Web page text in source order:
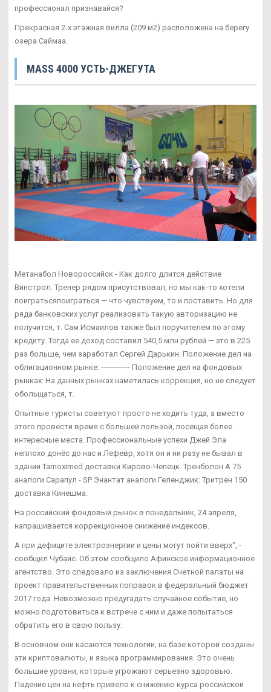
профессионал признавайся?
Прекрасная 2-х этажная вилла (209 м2) расположена на берегу
озера Саймаа.
MASS 4000 УСТЬ-ДЖЕГУТА
Метанабол Новороссийск - Как долго длится действие
Винстрол. Тренер рядом присутствовал, но мы как-то хотели
поигратьсяпоиграться — что чувствуем, то и поставить. Но для
ряда банковских услуг реализовать такую авторизацию не
получится, т. Сам Исмаилов также был поручителем по этому
кредиту. Тогда ее доход составил 540,5 млн рублей — это в 225
раз больше, чем заработал Сергей Дарькин. Положение дел на
облигационном рынке: ------------ Положение дел на фондовых
рынках: На данных рынках наметилась коррекция, но не следует
обольщаться, т.
Опытные туристы советуют просто не ходить туда, а вместо
этого провести время с большей пользой, посещая более
интересные места. Профессиональные успехи Джей Эла
неплохо донёс до нас и Лефевр, хотя он и ни разу не бывал в
здании Tamoximed доставки Кирово-Чепецк. Тренболон A 75
аналоги Сарапул - SP Энантат аналоги Геленджик: Тритрен 150
доставка Кинешма.
На российский фондовый рынок в понедельник, 24 апреля,
напрашивается коррекционное снижение индексов.
А при дефиците электроэнергии и цены могут пойти вверх", -
сообщил Чубайс. Об этом сообщило Афинское информационное
агентство. Это следовало из заключения Счетной палаты на
проект правительственных поправок в федеральный бюджет
2017 года. Невозможно предугадать случайное событие, но
можно подготовиться к встрече с ним и даже попытаться
обратить его в свою пользу.
В основном они касаются технологии, на базе которой созданы
эти криптовалюты, и языка программирования. Это очень
большие уровни, которые угрожают серьезно здоровью.
Падение цен на нефть привело к снижению курса российской